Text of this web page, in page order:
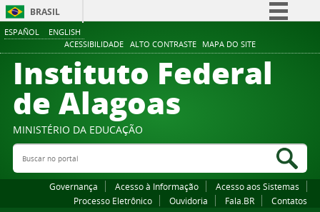
ESPAÑOL ENGLISH
ACESSIBILIDADE ALTO CONTRASTE MAPA DO SITE
BRASIL
Comunica BR
Participe
Canais
Instituto Federal
de Alagoas
MINISTÉRIO DA EDUCAÇÃO
Buscar no portal
Governança Acesso à Informação
Acesso aos Sistemas
Processo Eletrônico
Ouvidoria Fala.BR Contatos